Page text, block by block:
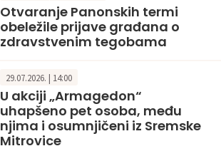
Otvaranje Panonskih termi
obeležile prijave građana o
zdravstvenim tegobama
29.07.2026. | 14:00
U akciji „Armagedon“
uhapšeno pet osoba, među
njima i osumnjičeni iz Sremske
Mitrovice